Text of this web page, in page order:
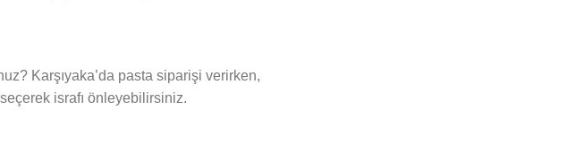
Karşıyaka’da pasta siparişi verirken,
israfı önleyebilirsiniz.